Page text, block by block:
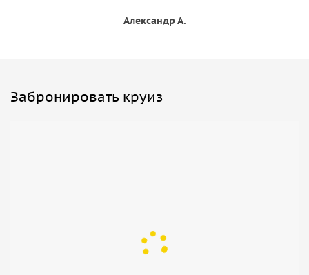
Александр А.
Забронировать круиз